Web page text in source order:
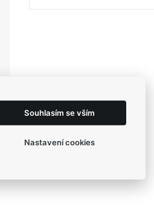
Souhlasím se vším
Nastavení cookies